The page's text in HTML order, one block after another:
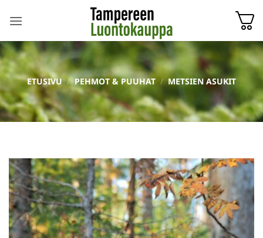
ETUSIVU / PEHMOT & PUUHAT / METSIEN ASUKIT